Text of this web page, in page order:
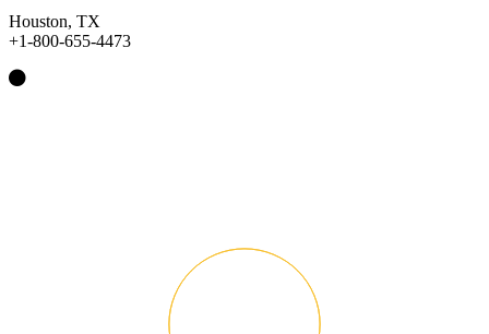
Houston, TX
+1-800-655-4473